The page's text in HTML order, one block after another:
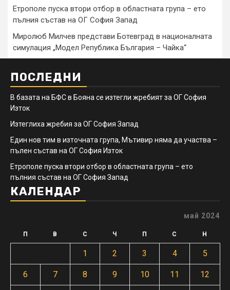
Етрополе пуска втори отбор в областната група – ето
пълния състав на ОГ София Запад
Миролюб Милчев представи Ботевград в националната
симулация „Модел Република България – Чайка“
ПОСЛЕДНИ
В базата на БФС в Бояна се изтегли жребият за ОГ София
Изток
Изтеглиха жребия за ОГ София Запад
Един нов тим в източната група, Мътивир няма да участва –
пълен състав на ОГ София Изток
Етрополе пуска втори отбор в областната група – ето
пълния състав на ОГ София Запад
КАЛЕНДАР
май 2024
П В С Ч П С Н
1 2 3 4 5
6 7 8 9 10 11 12